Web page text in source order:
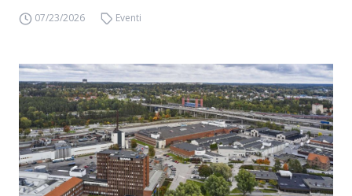
07/23/2026 Eventi